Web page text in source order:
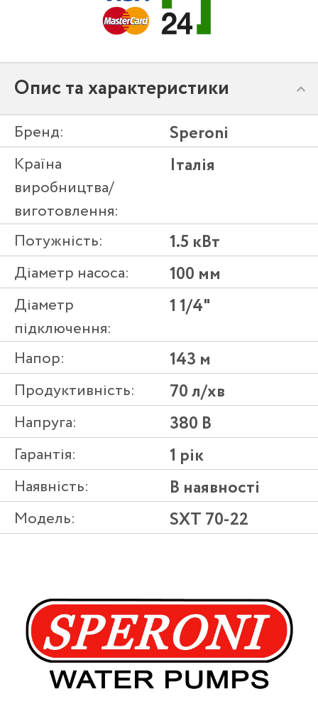
Опис та характеристики
Бренд: Speroni
Країна
виробництва/
виготовлення:
Італія
Потужність: 1.5 кВт
Діаметр насоса: 100 мм
Діаметр
підключення:
1 1/4"
Напор: 143 м
Продуктивність: 70 л/хв
Напруга: 380 В
Гарантія: 1 рік
Наявність: В наявності
Модель: SXT 70-22